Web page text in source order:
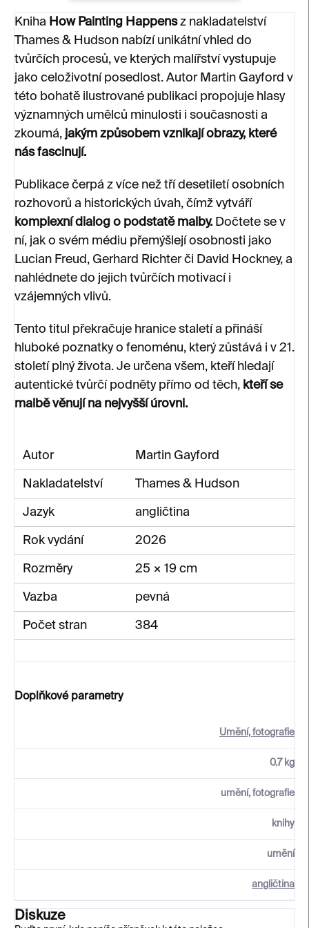
Kniha How Painting Happensz nakladatelství
Thames & Hudson nabízí unikátní vhled do
tvůrčích procesů, ve kterých malířství vystupuje
jako celoživotní posedlost. Autor Martin Gayford v
této bohatě ilustrované publikaci propojuje hlasy
významných umělců minulosti i současnosti a
zkoumá, jakým způsobem vznikají obrazy, které
nás fascinují.
Publikace čerpá z více než tří desetiletí osobních
rozhovorů a historických úvah, čímž vytváří
komplexní dialog o podstatě malby. Dočtete se v
ní, jak o svém médiu přemýšlejí osobnosti jako
Lucian Freud, Gerhard Richter či David Hockney, a
nahlédnete do jejich tvůrčích motivací i
vzájemných vlivů.
Tento titul překračuje hranice staletí a přináší
hluboké poznatky o fenoménu, který zůstává i v 21.
století plný života. Je určena všem, kteří hledají
autentické tvůrčí podněty přímo od těch, kteří se
malbě věnují na nejvyšší úrovni.
Autor Martin Gayford
Nakladatelství Thames & Hudson
Jazyk angličtina
Rok vydání 2026
Rozměry 25 × 19 cm
Vazba pevná
Počet stran 384
Doplňkové parametry
Umění, fotografie
0.7 kg
umění, fotografie
knihy
umění
angličtina
Diskuze